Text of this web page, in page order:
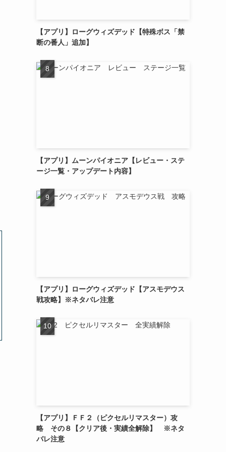
【アプリ】ローグウィズデッド【特殊ボス「禁
断の番人」追加】
【アプリ】ムーンパイオニア【レビュー・ステ
ージ一覧・アップデート内容】
【アプリ】ローグウィズデッド【アスモデウス
戦攻略】※ネタバレ注意
【アプリ】ＦＦ２（ピクセルリマスター）攻
略 その８【クリア後・実績全解除】 ※ネタ
バレ注意